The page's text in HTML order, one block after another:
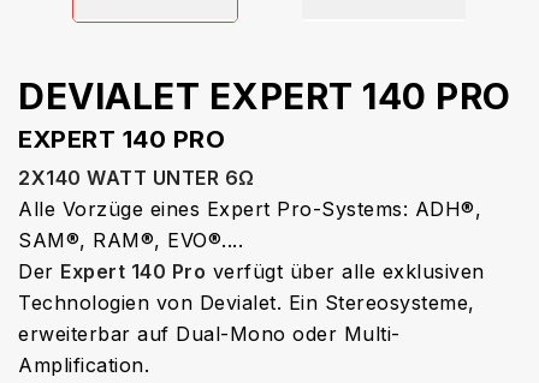
DEVIALET EXPERT 140 PRO
EXPERT 140 PRO
2X140 WATT UNTER 6Ω
Alle Vorzüge eines Expert Pro-Systems: ADH®,
SAM®, RAM®, EVO®....
Der Expert 140 Pro verfügt über alle exklusiven
Technologien von Devialet. Ein Stereosysteme,
erweiterbar auf Dual-Mono oder Multi-
Amplification.